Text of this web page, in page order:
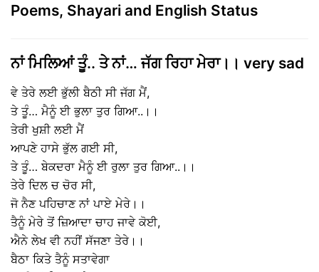
Poems, Shayari and English Status
ਨਾਂ ਮਿਲਿਆਂ ਤੂੰ.. ਤੇ ਨਾਂ… ਜੱਗ ਰਿਹਾ ਮੇਰਾ।। very sad
ਵੇ ਤੇਰੇ ਲਈ ਭੁੱਲੀ ਬੈਠੀ ਸੀ ਜੱਗ ਮੈਂ,
ਤੇ ਤੂੰ… ਮੈਨੂੰ ਈ ਭੁਲਾ ਤੁਰ ਗਿਆ..।।
ਤੇਰੀ ਖੁਸ਼ੀ ਲਈ ਮੈਂ
ਆਪਣੇ ਹਾਸੇ ਭੁੱਲ ਗਈ ਸੀ,
ਤੇ ਤੂੰ… ਬੇਕਦਰਾ ਮੈਨੂੰ ਈ ਰੁਲਾ ਤੁਰ ਗਿਆ..।।
ਤੇਰੇ ਦਿਲ ਚ ਚੋਰ ਸੀ,
ਜੋ ਨੈਣ ਪਹਿਚਾਣ ਨਾਂ ਪਾਏ ਮੇਰੇ।।
ਤੈਨੂੰ ਮੇਰੇ ਤੋਂ ਜ਼ਿਆਦਾ ਚਾਹ ਜਾਵੇ ਕੋਈ,
ਐਨੇ ਲੇਖ ਵੀ ਨਹੀਂ ਸੱਜਣਾ ਤੇਰੇ।।
ਬੈਠਾ ਕਿਤੇ ਤੈਨੂੰ ਸਤਾਵੇਗਾ